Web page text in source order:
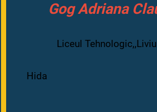
Gog Adriana
Liceul
Hida